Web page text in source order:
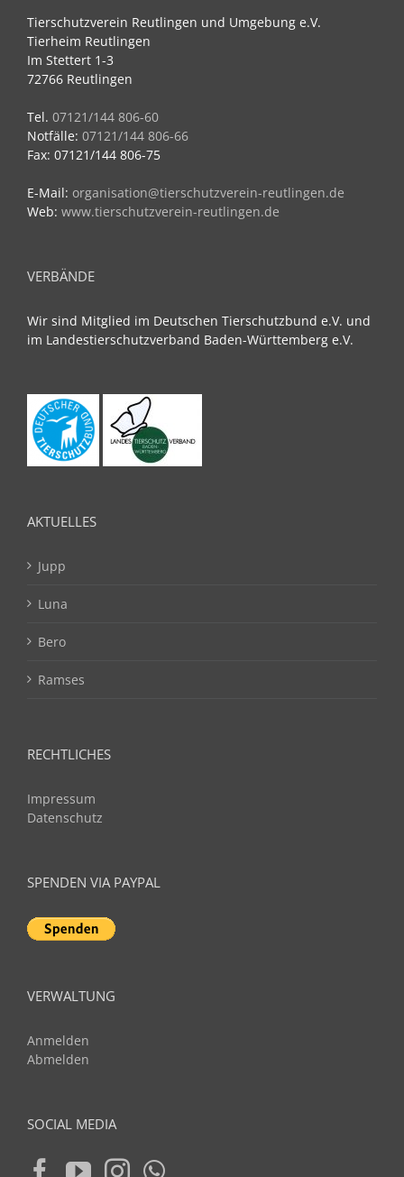
Tierschutzverein Reutlingen und Umgebung e.V.
Tierheim Reutlingen
Im Stettert 1-3
72766 Reutlingen
Tel. 07121/144 806-60
Notfälle: 07121/144 806-66
Fax: 07121/144 806-75
E-Mail: organisation@tierschutzverein-reutlingen.de
Web: www.tierschutzverein-reutlingen.de
VERBÄNDE
Wir sind Mitglied im Deutschen Tierschutzbund e.V. und
im Landestierschutzverband Baden-Württemberg e.V.
AKTUELLES
Jupp
Luna
Bero
Ramses
RECHTLICHES
Impressum
Datenschutz
SPENDEN VIA PAYPAL
VERWALTUNG
Anmelden
Abmelden
SOCIAL MEDIA